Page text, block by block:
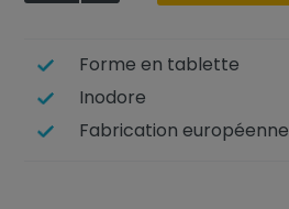
Forme en tablette
Inodore
Fabrication européenne